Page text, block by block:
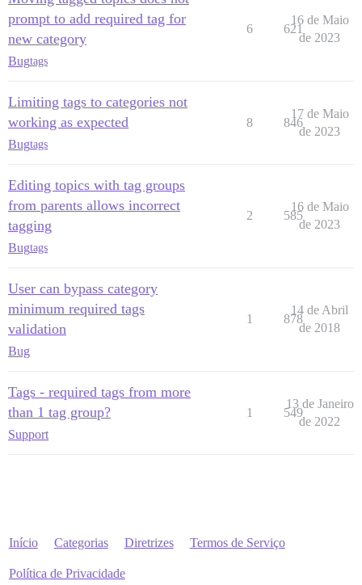
prompt to add required tag for
new category
Bugtags
6 621
16 de Maio
de 2023
Limiting tags to categories not
working as expected
Bugtags
8 846
17 de Maio
de 2023
Editing topics with tag groups
from parents allows incorrect
tagging
Bugtags
2 585
16 de Maio
de 2023
User can bypass category
minimum required tags
validation
Bug
1 878
14 de Abril
de 2018
Tags - required tags from more
than 1 tag group?
Support
1 549
13 de Janeiro
de 2022
Início Categorias Diretrizes Termos de Serviço
Política de Privacidade